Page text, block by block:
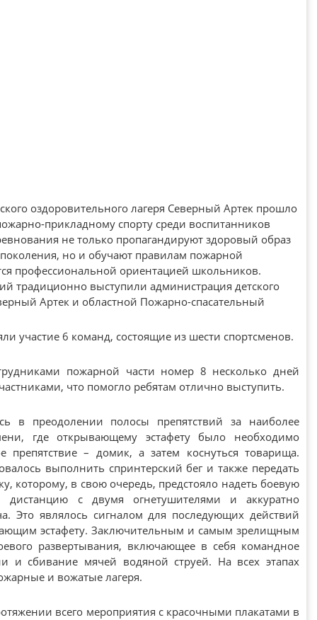
оздоровительного лагеря Северный Артек прошло
прикладному спорту среди воспитанников
не только пропагандируют здоровый образ
но и обучают правилам пожарной
профессиональной ориентацией школьников.
традиционно выступили администрация детского
Артек и областной Пожарно-спасательный
участие 6 команд, состоящие из шести спортсменов.
пожарной части номер 8 несколько дней
что помогло ребятам отлично выступить.
в преодолении полосы препятствий за наиболее
где открывающему эстафету было необходимо
препятствие – домик, а затем коснуться товарища.
выполнить спринтерский бег и также передать
которому, в свою очередь, предстояло надеть боевую
дистанцию с двумя огнетушителями и аккуратно
Это являлось сигналом для последующих действий
эстафету. Заключительным и самым зрелищным
развертывания, включающее в себя командное
и сбивание мячей водяной струей. На всех этапах
и вожатые лагеря.
всего мероприятия с красочными плакатами в